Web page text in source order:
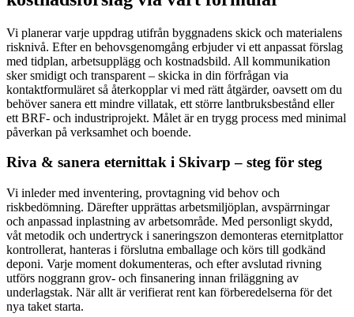
Vi planerar varje uppdrag utifrån byggnadens skick och materialens
risknivå. Efter en behovsgenomgång erbjuder vi ett anpassat förslag
med tidplan, arbetsupplägg och kostnadsbild. All kommunikation
sker smidigt och transparent – skicka in din förfrågan via
kontaktformuläret så återkopplar vi med rätt åtgärder, oavsett om du
behöver sanera ett mindre villatak, ett större lantbruksbestånd eller
ett BRF- och industriprojekt. Målet är en trygg process med minimal
påverkan på verksamhet och boende.
Riva & sanera eternittak i Skivarp – steg för steg
Vi inleder med inventering, provtagning vid behov och
riskbedömning. Därefter upprättas arbetsmiljöplan, avspärrningar
och anpassad inplastning av arbetsområde. Med personligt skydd,
våt metodik och undertryck i saneringszon demonteras eternitplattor
kontrollerat, hanteras i förslutna emballage och körs till godkänd
deponi. Varje moment dokumenteras, och efter avslutad rivning
utförs noggrann grov- och finsanering innan friläggning av
underlagstak. När allt är verifierat rent kan förberedelserna för det
nya taket starta.